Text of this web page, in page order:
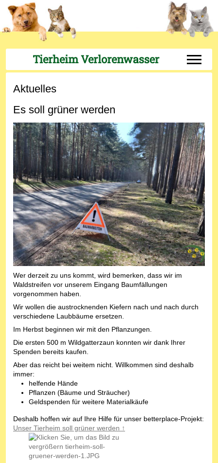
Tierheim Verlorenwasser Off-
Aktuelles
Es soll grüner werden
Wer derzeit zu uns kommt, wird bemerken, dass wir im
Waldstreifen vor unserem Eingang Baumfällungen
vorgenommen haben.
Wir wollen die austrocknenden Kiefern nach und nach durch
verschiedene Laubbäume ersetzen.
Im Herbst beginnen wir mit den Pflanzungen.
Die ersten 500 m Wildgatterzaun konnten wir dank Ihrer
Spenden bereits kaufen.
Aber das reicht bei weitem nicht. Willkommen sind deshalb
immer:
helfende Hände
Pflanzen (Bäume und Sträucher)
Geldspenden für weitere Materialkäufe
Deshalb hoffen wir auf Ihre Hilfe für unser betterplace-Projekt:
Unser Tierheim soll grüner werden ↑